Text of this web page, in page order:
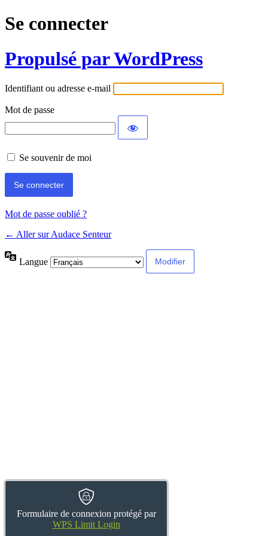
Se connecter
Propulsé par WordPress
Identifiant ou adresse e-mail
Mot de passe
Formulaire de connexion protégé par
WPS Limit Login
Se souvenir de moi
Mot de passe oublié ?
← Aller sur Audace Senteur
Langue